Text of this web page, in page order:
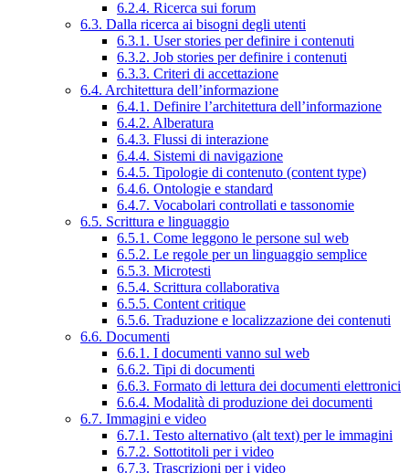
6.2.4. Ricerca sui forum
6.3. Dalla ricerca ai bisogni degli utenti
6.3.1. User stories per definire i contenuti
6.3.2. Job stories per definire i contenuti
6.3.3. Criteri di accettazione
6.4. Architettura dell’informazione
6.4.1. Definire l’architettura dell’informazione
6.4.2. Alberatura
6.4.3. Flussi di interazione
6.4.4. Sistemi di navigazione
6.4.5. Tipologie di contenuto (content type)
6.4.6. Ontologie e standard
6.4.7. Vocabolari controllati e tassonomie
6.5. Scrittura e linguaggio
6.5.1. Come leggono le persone sul web
6.5.2. Le regole per un linguaggio semplice
6.5.3. Microtesti
6.5.4. Scrittura collaborativa
6.5.5. Content critique
6.5.6. Traduzione e localizzazione dei contenuti
6.6. Documenti
6.6.1. I documenti vanno sul web
6.6.2. Tipi di documenti
6.6.3. Formato di lettura dei documenti elettronici
6.6.4. Modalità di produzione dei documenti
6.7. Immagini e video
6.7.1. Testo alternativo (alt text) per le immagini
6.7.2. Sottotitoli per i video
6.7.3. Trascrizioni per i video